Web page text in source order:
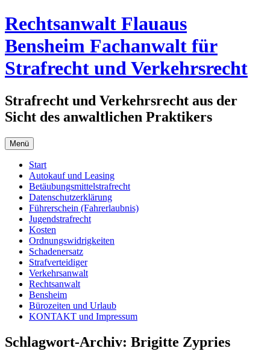
Zum
Inhalt
springen
Rechtsanwalt Flauaus
Bensheim Fachanwalt für
Strafrecht und Verkehrsrecht
Strafrecht und Verkehrsrecht aus der
Sicht des anwaltlichen Praktikers
Menü
Start
Autokauf und Leasing
Betäubungsmittelstrafrecht
Datenschutzerklärung
Führerschein (Fahrerlaubnis)
Jugendstrafrecht
Kosten
Ordnungswidrigkeiten
Schadenersatz
Strafverteidiger
Verkehrsanwalt
Rechtsanwalt
Bensheim
Bürozeiten und Urlaub
KONTAKT und Impressum
Schlagwort-Archiv: Brigitte Zypries